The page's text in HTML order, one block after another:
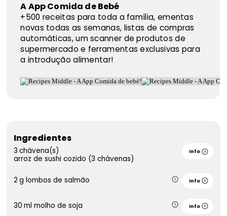
A App Comida de Bebé
+500 receitas para toda a família, ementas
novas todas as semanas, listas de compras
automáticas, um scanner de produtos de
supermercado e ferramentas exclusivas para
a introdução alimentar!
Ingredientes
3 chávena(s)
arroz de sushi cozido (3 chávenas)
Info
2 g lombos de salmão Info
30 ml molho de soja Info